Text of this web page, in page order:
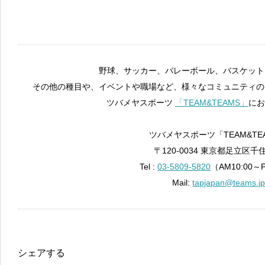
野球、サッカー、バレーボール、バスケッ
その他の種目や、イベントや職場など、様々なコミュニティ
ツバメヤスポーツ
「TEAM&TEAMS」 に
ツバメヤスポーツ「
〒120-0034 東京都足立区千
Tel : 03-5809-5820 （AM10:00
Mail:tapjapan@teams.jp
シェアする